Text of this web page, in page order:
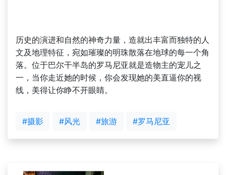
历史的演进和自然的神奇力量，造就出丰富而独特的人
文及地理特征，宛如璀璨的明珠散落在地球的每一个角
落。位于巴尔干半岛的罗马尼亚就是造物主的宠儿之
一，当你走近她的时候，你会发现她的美直逼你的视
线，美得让你睁不开眼睛。
#摄影 #风光 #旅游 #罗马尼亚